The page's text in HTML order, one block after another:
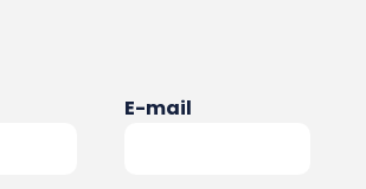
E-mail